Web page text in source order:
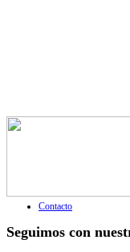
Contacto
Seguimos con